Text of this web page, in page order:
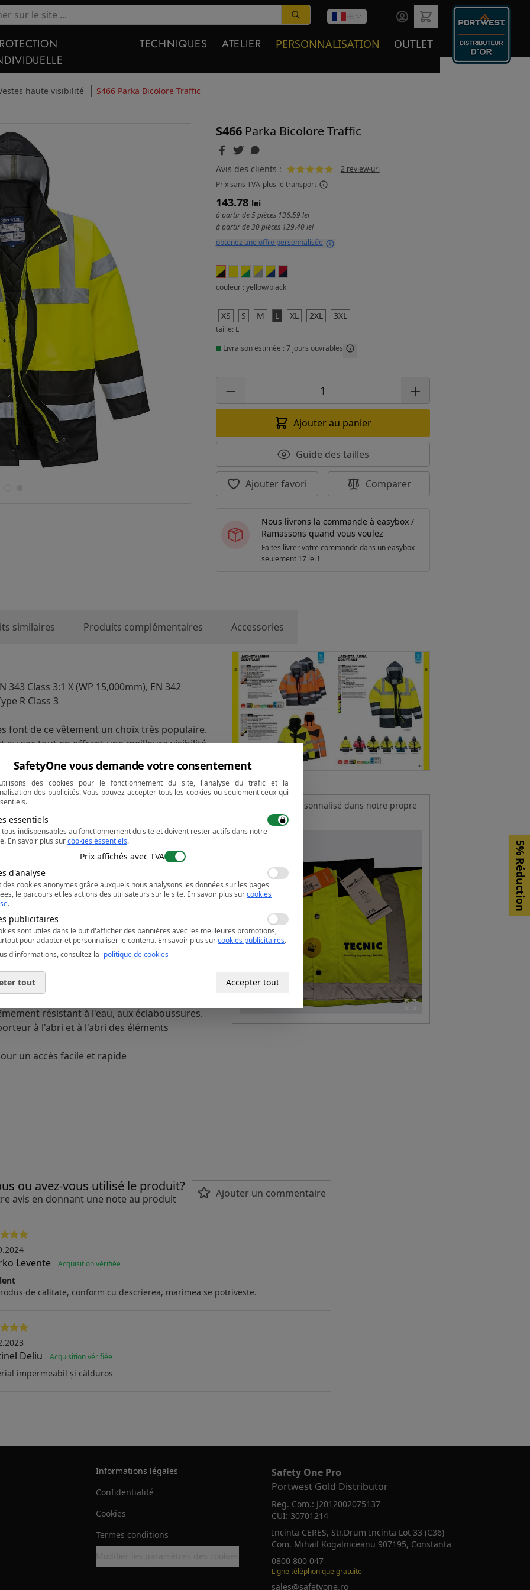
TECHNIQUES ATELIER PERSONNALISATION OUTLET
haute visibilité S466 Parka Bicolore Traffic
S466 Parka Bicolore Traffic
Avis des clients :
2 review-uri
Prixsans TVA plus le transport
143.78 lei
à partir de 5 pièces 136.59 lei
à partir de 30 pièces 129.40 lei
obtenez une offre personnalisée
couleur : yellow/black
XS S M L XL 2XL 3XL
taille: L
Livraison estimée : 7 jours ouvrables
Ajouter au panier
Guide des tailles
Ajouter favori Comparer
Nous livrons la commande à easybox /
Ramassons quand vous voulez
Faites livrer votre commande dans un easybox —
seulement 17 lei !
similaires Produits complémentaires Accessories
343 Class 3:1 X (WP 15,000mm), EN 342
R Class 3
font de ce vêtement un choix très populaire.
au sec tout en offrant une meilleure visibilité
à toutes les conditions météorologiques.
dans le col, poche napoléon, poche
et un double zip frontal avec rabat
300D enduit PU avec une finition antitaches
170g
la fonctionnalité
sûr
pour améliorer la reconnaissance de la
résistant à l'eau, aux éclaboussures.
à l'abri et à l'abri des éléments
un accès facile et rapide
Produit personnalisé dans notre propre
atelier
ou avez-vous utilisé le produit?
avis en donnant une note au produit Ajouter un commentaire
Levente Acquisition vérifiée
de calitate, conform cu descrierea, marimea se potriveste.
Deliu Acquisition vérifiée
impermeabil și călduros
5%
Réduction
Informations légales
Confidentialité
Cookies
Termes conditions
Safety One Pro
Portwest Gold Distributor
Reg. Com.: J2012002075137
CUI: 30701214
Incinta CERES, Str.Drum Incinta Lot 33 (C36)
Com. Mihail Kogalniceanu 907195, Constanta
0800 800 047
Ligne téléphonique gratuite
sales@safetyone.ro
SafetyOne vous demande votre consentement
des cookies pour le fonctionnement du site, l'analyse du trafic et la
des publicités. Vous pouvez accepter tous les cookies ou seulement ceux qui
essentiels
indispensables au fonctionnement du site et doivent rester actifs dans notre
En savoir plus surcookies essentiels.
Prix affichés avec TVA
d'analyse
des cookies anonymes grâce auxquels nous analysons les données sur les pages
le parcours et les actions des utilisateurs sur le site. En savoir plus surcookies
.
publicitaires
sont utiles dans le but d'afficher des bannières avec les meilleures promotions,
pour adapter et personnaliser le contenu. En savoir plus surcookies publicitaires.
d'informations, consultez la politique de cookies
tout Accepter tout